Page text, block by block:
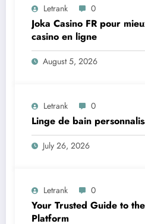
Letrank 0
Joka Casino FR pour
casino en ligne
August 5, 2026
Letrank 0
Linge de bain
July 26, 2026
Letrank 0
Your Trusted Guide to
Platform